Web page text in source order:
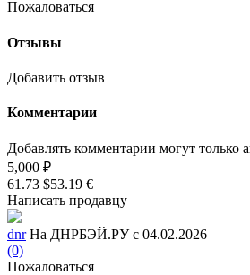
Пожаловаться
Отзывы
Добавить отзыв
Комментарии
Добавлять комментарии могут только
5,000 ₽
61.73 $53.19 €
Написать продавцу
dnr На ДНРБЭЙ.РУ с 04.02.2026
(0)
Пожаловаться